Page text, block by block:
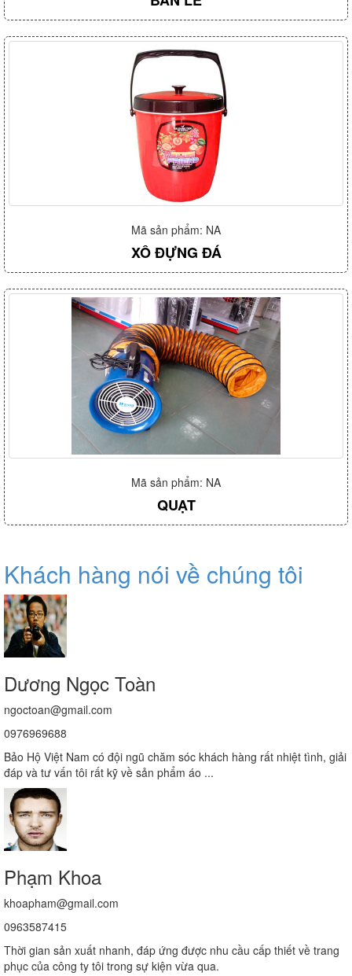
Mã sản phẩm: NA
XÔ ĐỰNG ĐÁ
Mã sản phẩm: NA
QUẠT
Khách hàng nói về chúng tôi
Dương Ngọc Toàn
ngoctoan@gmail.com
0976969688
Bảo Hộ Việt Nam có đội ngũ chăm sóc khách hàng rất nhiệt tình, giải
đáp và tư vấn tôi rất kỹ về sản phẩm áo ...
Phạm Khoa
khoapham@gmail.com
0963587415
Thời gian sản xuất nhanh, đáp ứng được nhu cầu cấp thiết về trang
phục của công ty tôi trong sự kiện vừa qua.